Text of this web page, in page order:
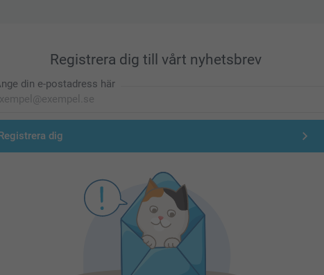
Registrera dig till vårt nyhetsbrev
din e-postadress här
dig